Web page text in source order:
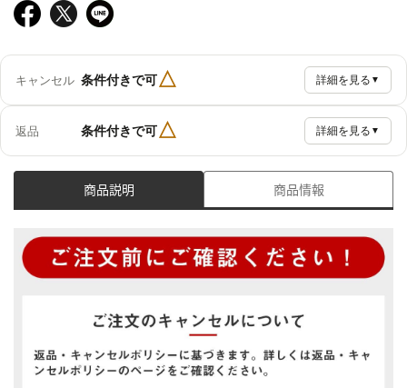
キャンセル 条件付きで可△ 詳細を見る ▼
返品 条件付きで可△ 詳細を見る ▼
商品説明 商品情報